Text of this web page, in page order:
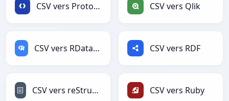
CSV vers Protobuf CSV vers Qlik
CSV vers RDataFrame CSV vers RDF
CSV vers reStructuredText CSV vers Ruby